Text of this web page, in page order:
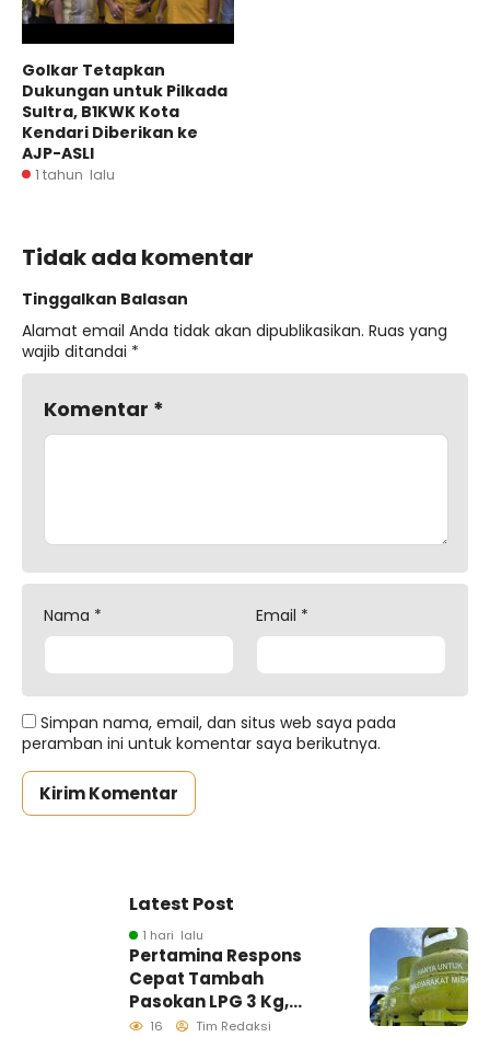
Golkar Tetapkan
Dukungan untuk Pilkada
Sultra, B1KWK Kota
Kendari Diberikan ke
AJP-ASLI
1 tahun lalu
Tidak ada komentar
Tinggalkan Balasan
Alamat email Anda tidak akan dipublikasikan. Ruas yang
wajib ditandai *
Komentar *
Nama * Email *
Simpan nama, email, dan situs web saya pada
peramban ini untuk komentar saya berikutnya.
Latest Post
1 hari lalu
Pertamina Respons
Cepat Tambah
Pasokan LPG 3 Kg,
Kondisi Penyaluran di
16 Tim Redaksi